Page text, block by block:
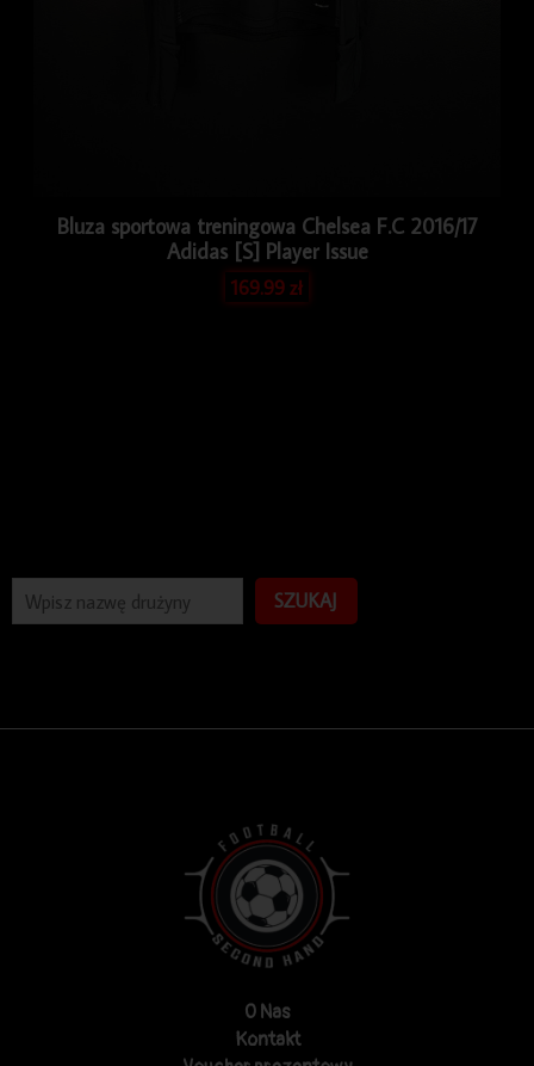
SZUKAJ
Bluza sportowa treningowa Chelsea F.C 2016/17
Adidas [S] Player Issue
169.99zł
O Nas
Kontakt